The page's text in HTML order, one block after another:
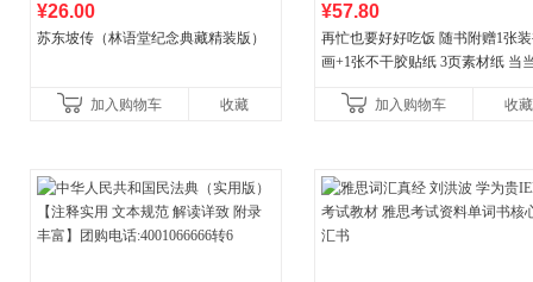
¥26.00
苏东坡传（林语堂纪念典藏精装版）
加入购物车 收藏
¥57.80
再忙也要好好吃饭 随书附赠1张
画+1张不干胶贴纸 3页素材纸 当
加入购物车
收藏